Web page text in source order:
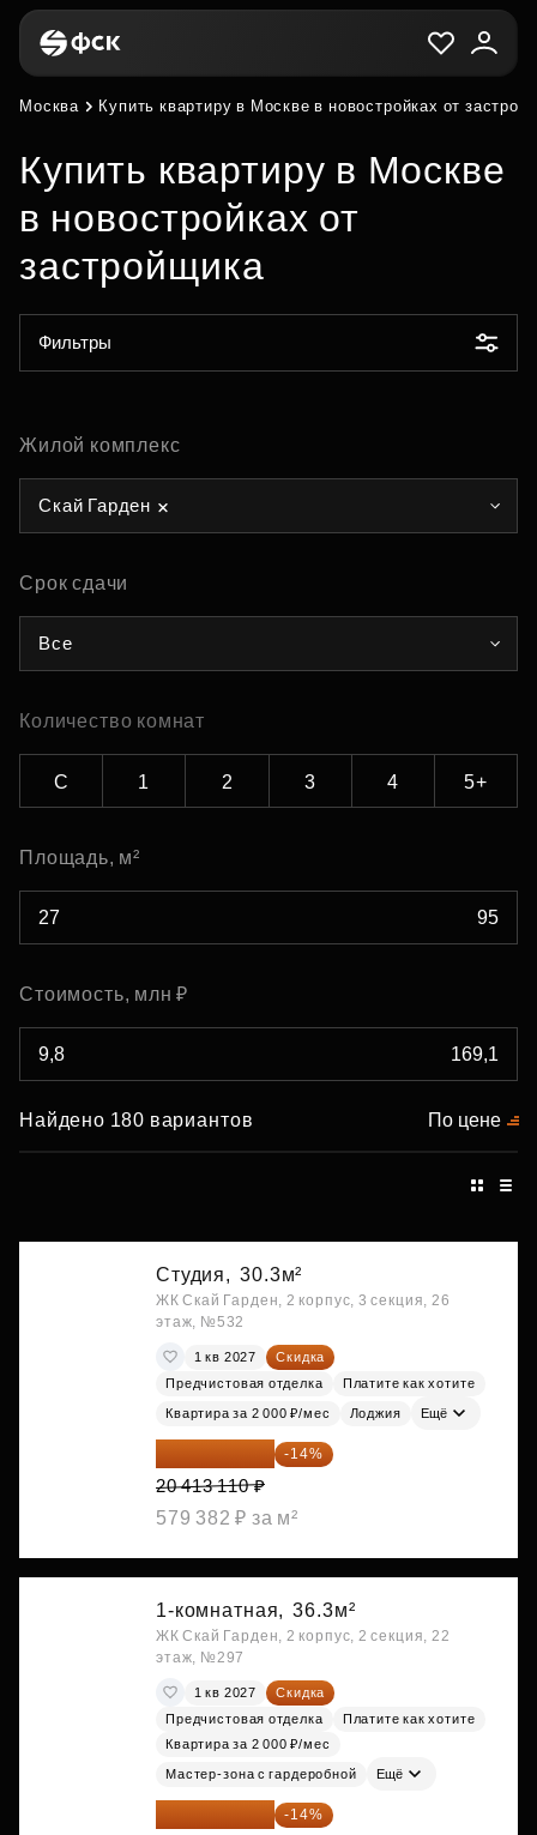
Москва Купить квартиру в Москве в новостройках от
Купить квартиру в Москве
в новостройках от
застройщика
Фильтры
Жилой комплекс
Скай Гарден
Срок сдачи
Все
Количество комнат
С 1 2 3 4 5+
Площадь, м²
Стоимость, млн ₽
Найдено 180 вариантов По цене
Студия, 30.3м²
ЖК Скай Гарден, 2 корпус, 3 секция, 26
этаж, №532
1 кв 2027
Скидка
Предчистовая отделка
Платите как хотите
Квартира за 2 000 ₽/мес Лоджия Ещё
17 555 275 ₽ -14%
20 413 110 ₽
579 382 ₽ за м²
1-комнатная, 36.3м²
ЖК Скай Гарден, 2 корпус, 2 секция, 22
этаж, №297
1 кв 2027
Скидка
Предчистовая отделка
Платите как хотите
Квартира за 2 000 ₽/мес
Мастер-зона с гардеробной Ещё
18 559 101 ₽ -14%